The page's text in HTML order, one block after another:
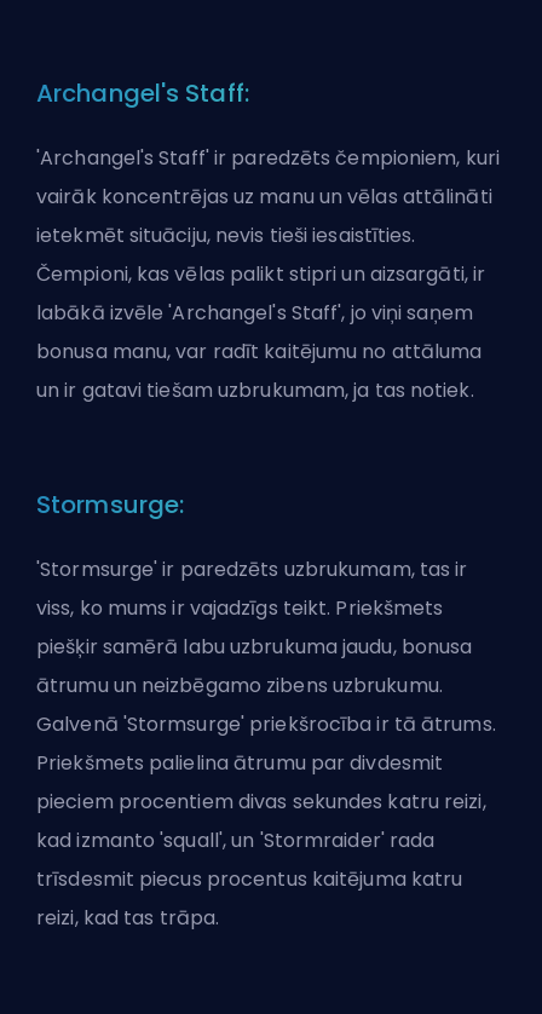
Archangel's Staff:
'Archangel's Staff' ir paredzēts čempioniem, kuri
vairāk koncentrējas uz manu un vēlas attālināti
ietekmēt situāciju, nevis tieši iesaistīties.
Čempioni, kas vēlas palikt stipri un aizsargāti, ir
labākā izvēle 'Archangel's Staff', jo viņi saņem
bonusa manu, var radīt kaitējumu no attāluma
un ir gatavi tiešam uzbrukumam, ja tas notiek.
Stormsurge:
'Stormsurge' ir paredzēts uzbrukumam, tas ir
viss, ko mums ir vajadzīgs teikt. Priekšmets
piešķir samērā labu uzbrukuma jaudu, bonusa
ātrumu un neizbēgamo zibens uzbrukumu.
Galvenā 'Stormsurge' priekšrocība ir tā ātrums.
Priekšmets palielina ātrumu par divdesmit
pieciem procentiem divas sekundes katru reizi,
kad izmanto 'squall', un 'Stormraider' rada
trīsdesmit piecus procentus kaitējuma katru
reizi, kad tas trāpa.